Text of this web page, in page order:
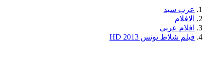
عرب سيد
الافلام
افلام عربي
فيلم شلاط تونس 2013 HD